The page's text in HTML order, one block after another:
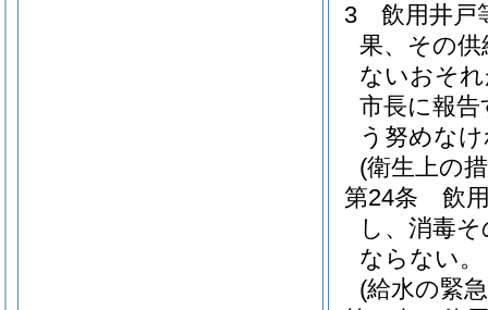
3
飲用井戸
果、その
ないおそ
市長に報
う努めな
(衛生上の
第24条
飲
し、消毒
ならない。
(給水の緊